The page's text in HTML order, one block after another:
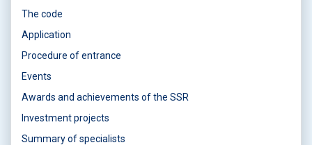
The code
Application
Procedure of entrance
Events
Awards and achievements of the SSR
Investment projects
Summary of specialists